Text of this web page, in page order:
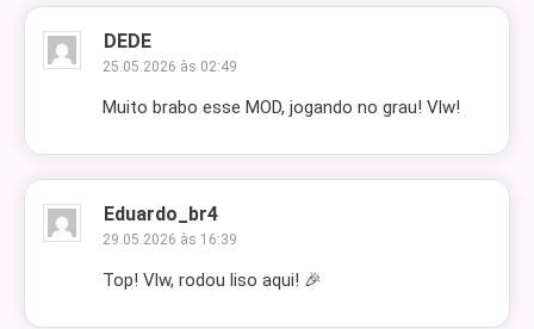
DEDE
25.05.2026 às 02:49
Muito brabo esse MOD, jogando no grau! Vlw!
Eduardo_br4
29.05.2026 às 16:39
Top! Vlw, rodou liso aqui! 🎉